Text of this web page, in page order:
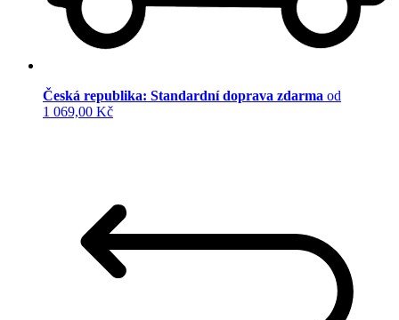
Česká republika: Standardní doprava zdarma od
1 069,00 Kč